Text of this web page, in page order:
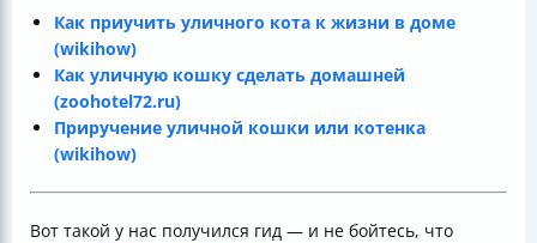
Как приучить уличного кота к жизни в доме
(wikihow)
Как уличную кошку сделать домашней
(zoohotel72.ru)
Приручение уличной кошки или котенка
(wikihow)
Вот такой у нас получился гид — и не бойтесь, что